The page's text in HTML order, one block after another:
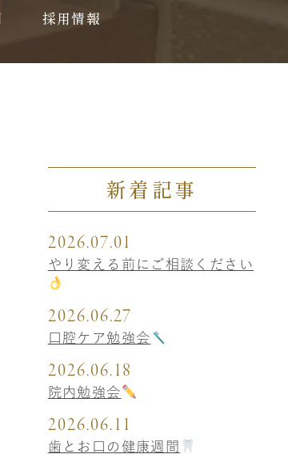
採用情報
新着記事
2026.07.01
やり変える前にご相談ください
2026.06.27
口腔ケア勉強会
2026.06.18
院内勉強会
2026.06.11
歯とお口の健康週間